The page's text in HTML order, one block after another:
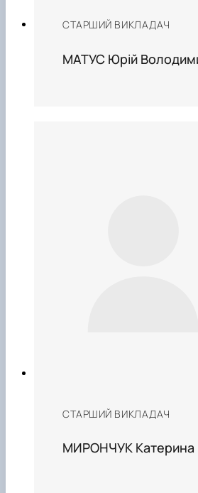
СТАРШИЙ ВИКЛАДАЧ
МАТУС Юрій
СТАРШИЙ ВИКЛАДАЧ
МИРОНЧУК Катерина